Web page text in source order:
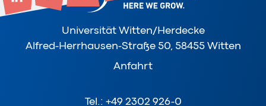
Universität Witten/Herdecke
Alfred-Herrhausen-Straße 50, 58455 Witten
Anfahrt
Tel.: +49 2302 926-0